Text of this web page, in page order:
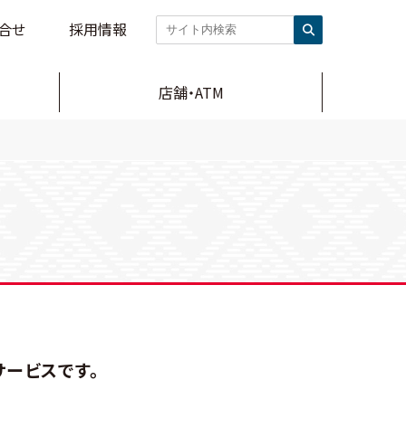
せ 採用情報
店舗・ATM
ビスです。